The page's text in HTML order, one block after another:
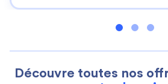
Découvre toutes nos